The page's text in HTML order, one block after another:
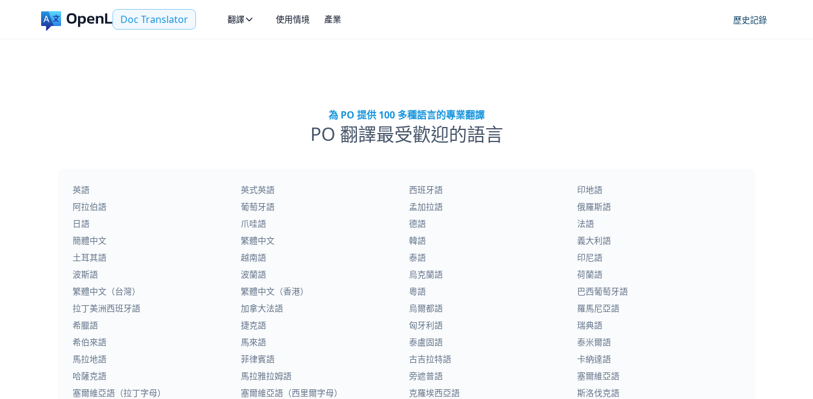
Doc Translator 翻譯 使用情境 產業 歷史記錄
為 PO 提供 100 多種語言的專業翻譯
PO 翻譯最受歡迎的語言
英語 英式英語 西班牙語
印地語
阿拉伯語
葡萄牙語 孟加拉語
俄羅斯語
日語
爪哇語 德語
法語
簡體中文
繁體中文 韓語
義大利語
土耳其語
越南語 泰語
印尼語
波斯語
波蘭語 烏克蘭語
荷蘭語
繁體中文（台灣）
繁體中文（香港） 粵語
巴西葡萄牙語
拉丁美洲西班牙語
加拿大法語 烏爾都語
羅馬尼亞語
希臘語
捷克語 匈牙利語
瑞典語
希伯來語
馬來語 泰盧固語
泰米爾語
馬拉地語
菲律賓語 古吉拉特語
卡納達語
哈薩克語
馬拉雅拉姆語 旁遮普語
塞爾維亞語
塞爾維亞語（拉丁字母）
塞爾維亞語（西里爾字母） 克羅埃西亞語
斯洛伐克語